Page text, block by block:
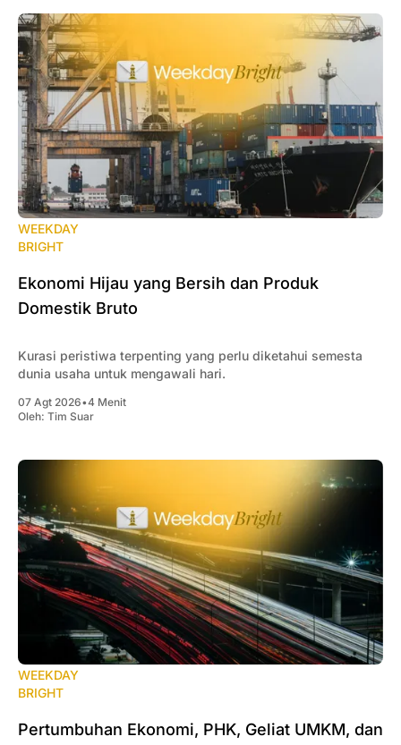
WEEKDAY
BRIGHT
Ekonomi Hijau yang Bersih dan Produk
Domestik Bruto
Kurasi peristiwa terpenting yang perlu diketahui semesta
dunia usaha untuk mengawali hari.
07 Agt 2026•4 Menit
Oleh: Tim Suar
WEEKDAY
BRIGHT
Pertumbuhan Ekonomi, PHK, Geliat UMKM, dan